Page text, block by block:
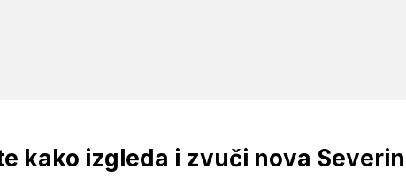
kako izgleda i zvuči nova